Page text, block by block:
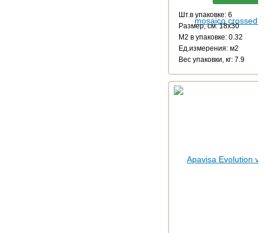
Шт.в упаковке: 6
Размер, см: 18x30
М2 в упаковке: 0.32
Ед.измерения: м2
Веc упаковки, кг: 7.9